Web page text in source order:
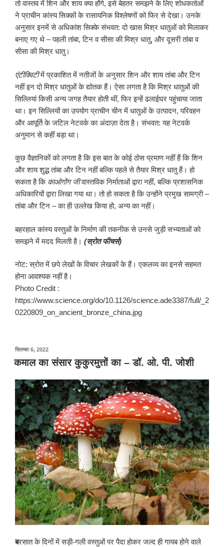
तो वास्तव में शिन और शाय क्या होंगे, इसे बेहतर समझने के लिए शोधकर्ताओं
ने प्राचीन कांस्य सिक्कों के रासायनिक विश्लेषणों को फिर से देखा। उनके
अनुसार इनमें से अधिकांश सिक्के संभवत: दो खास मिश्र धातुओं को मिलाकर
बनाए गए थे – पहली तांबा, टिन व सीसा की मिश्र धातु, और दूसरी तांबा व
सीसा की मिश्र धातु।
एंटीक्विटीमें प्रकाशित में नतीजों के अनुसार शिन और शाय तांबा और टिन
नहीं इन दो मिश्र धातुओं के द्योतक हैं। ऐसा लगता है कि मिश्र धातुओं की
सिल्लियां किसी अन्य जगह तैयार होती थीं, फिर इन्हें ढलाईघर पहुंचाया जाता
था। इन सिल्लियों का उपयोग प्राचीन चीन में धातुओं के उत्पादन, परिवहन
और आपूर्ति के जटिल नेटवर्क का अंदाज़ा देता है। संभवत: यह नेटवर्क
अनुमान से कहीं बड़ा था।
कुछ वैज्ञानिकों को लगता है कि इस बात के कोई ठोस प्रमाण नहीं हैं कि शिन
और शाय शुद्ध तांबा और टिन नहीं बल्कि पहले से तैयार मिश्र धातु हैं। हो
सकता है कि काओगोंग जीवास्तविक निर्माताओं द्वारा नहीं, बल्कि प्रशासनिक
अधिकारियों द्वारा लिखा गया था। तो हो सकता है कि उन्होंने प्रमुख सामग्री –
तांबा और टिन – का ही उल्लेख किया हो, अन्य का नहीं।
बहरहाल कांस्य वस्तुओं के निर्माण की तकनीक से उनसे जुड़ी सभ्यताओं को
समझने में मदद मिलती है। (स्रोत फीचर्स)
नोट: स्रोत में छपे लेखों के विचार लेखकों के हैं। एकलव्य का इनसे सहमत
होना आवश्यक नहीं है।
Photo Credit :
https://www.science.org/do/10.1126/science.ade3387/full/_2
0220809_on_ancient_bronze_china.jpg
सितम्बर 6, 2022पर
प्रकाशित
किया
कमाल का संसार कुकुरमुत्तों का – डॉ. ओ. पी. जोशी
बरसात के दिनों में सड़ी-गली वस्तुओं पर पैदा होकर जल्द ही गायब होने वाले